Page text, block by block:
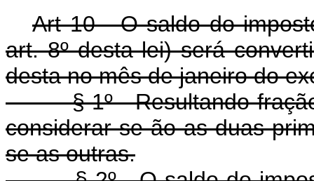
Art 10 - O saldo do
art. 8º desta lei) será
desta no mês de janeiro do
§ 1º - Resultando fração
considerar-se-ão as duas
se as outras.